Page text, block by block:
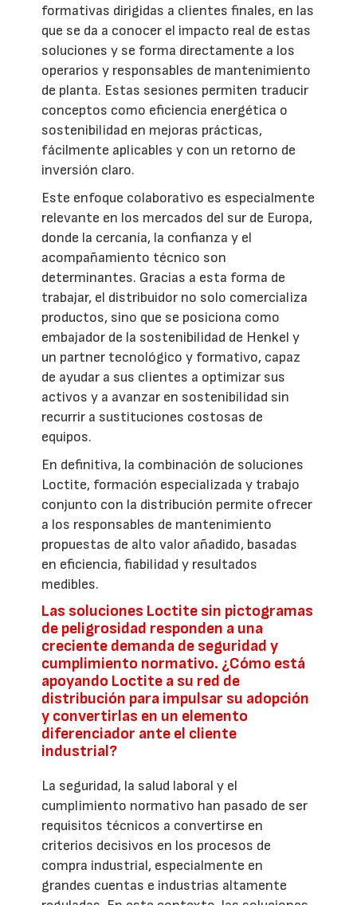
formativas dirigidas a clientes finales, en las
que se da a conocer el impacto real de estas
soluciones y se forma directamente a los
operarios y responsables de mantenimiento
de planta. Estas sesiones permiten traducir
conceptos como eficiencia energética o
sostenibilidad en mejoras prácticas,
fácilmente aplicables y con un retorno de
inversión claro.
Este enfoque colaborativo es especialmente
relevante en los mercados del sur de Europa,
donde la cercanía, la confianza y el
acompañamiento técnico son
determinantes. Gracias a esta forma de
trabajar, el distribuidor no solo comercializa
productos, sino que se posiciona como
embajador de la sostenibilidad de Henkel y
un partner tecnológico y formativo, capaz
de ayudar a sus clientes a optimizar sus
activos y a avanzar en sostenibilidad sin
recurrir a sustituciones costosas de
equipos.
En definitiva, la combinación de soluciones
Loctite, formación especializada y trabajo
conjunto con la distribución permite ofrecer
a los responsables de mantenimiento
propuestas de alto valor añadido, basadas
en eficiencia, fiabilidad y resultados
medibles.
Las soluciones Loctite sin pictogramas
de peligrosidad responden a una
creciente demanda de seguridad y
cumplimiento normativo. ¿Cómo está
apoyando Loctite a su red de
distribución para impulsar su adopción
y convertirlas en un elemento
diferenciador ante el cliente
industrial?
La seguridad, la salud laboral y el
cumplimiento normativo han pasado de ser
requisitos técnicos a convertirse en
criterios decisivos en los procesos de
compra industrial, especialmente en
grandes cuentas e industrias altamente